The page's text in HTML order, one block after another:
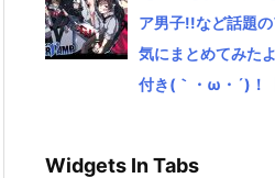
ア男子!!など話題
気にまとめてみた
付き(｀・ω・´)！
Widgets In Tabs